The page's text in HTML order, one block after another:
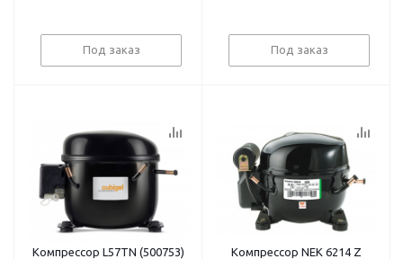
Под заказ Под заказ
Компрессор L57TN (500753) Компрессор NEK 6214 Z